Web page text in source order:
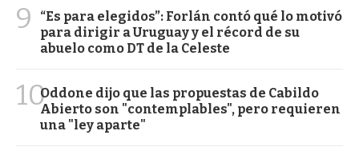
9
“Es para elegidos”: Forlán contó qué lo motivó
para dirigir a Uruguay y el récord de su
abuelo como DT de la Celeste
10Oddone dijo que las propuestas de Cabildo
Abierto son "contemplables", pero requieren
una "ley aparte"